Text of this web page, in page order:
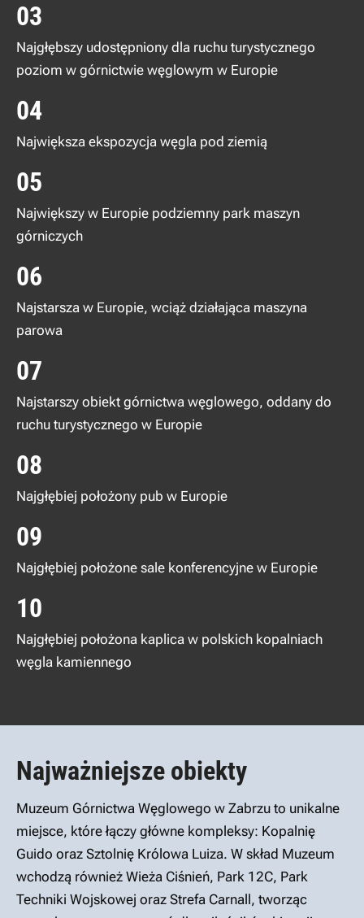
03
Najgłębszy udostępniony dla ruchu turystycznego
poziom w górnictwie węglowym w Europie
04
Największa ekspozycja węgla pod ziemią
05
Największy w Europie podziemny park maszyn
górniczych
06
Najstarsza w Europie, wciąż działająca maszyna
parowa
07
Najstarszy obiekt górnictwa węglowego, oddany do
ruchu turystycznego w Europie
08
Najgłębiej położony pub w Europie
09
Najgłębiej położone sale konferencyjne w Europie
10
Najgłębiej położona kaplica w polskich kopalniach
węgla kamiennego
Najważniejsze obiekty
Muzeum Górnictwa Węglowego w Zabrzu to unikalne
miejsce, które łączy główne kompleksy: Kopalnię
Guido oraz Sztolnię Królowa Luiza. W skład Muzeum
wchodzą również Wieża Ciśnień, Park 12C, Park
Techniki Wojskowej oraz Strefa Carnall, tworząc